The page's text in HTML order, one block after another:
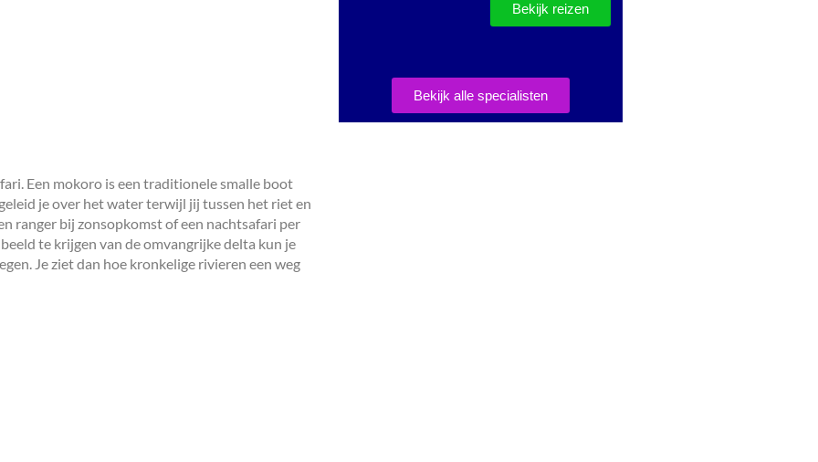
Een mokoro is een traditionele smalle boot
je over het water terwijl jij tussen het riet en
ranger bij zonsopkomst of een nachtsafari per
te krijgen van de omvangrijke delta kun je
Je ziet dan hoe kronkelige rivieren een weg
Bekijk reizen
Bekijk alle specialisten